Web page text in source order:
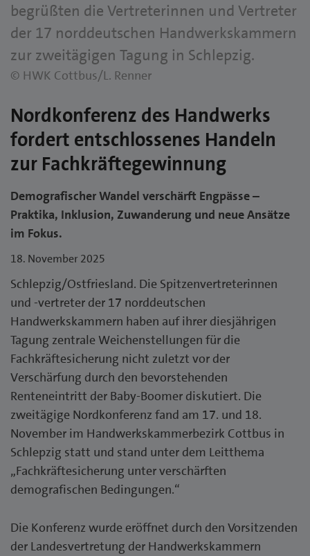
begrüßten die Vertreterinnen und Vertreter
der 17 norddeutschen Handwerkskammern
zur zweitägigen Tagung in Schlepzig.
© HWK Cottbus/L. Renner
Nordkonferenz des Handwerks
fordert entschlossenes Handeln
zur Fachkräftegewinnung
Demografischer Wandel verschärft Engpässe –
Praktika, Inklusion, Zuwanderung und neue Ansätze
im Fokus.
18. November 2025
Schlepzig/Ostfriesland. Die Spitzenvertreterinnen
und -vertreter der 17 norddeutschen
Handwerkskammern haben auf ihrer diesjährigen
Tagung zentrale Weichenstellungen für die
Fachkräftesicherung nicht zuletzt vor der
Verschärfung durch den bevorstehenden
Renteneintritt der Baby-Boomer diskutiert. Die
zweitägige Nordkonferenz fand am 17. und 18.
November im Handwerkskammerbezirk Cottbus in
Schlepzig statt und stand unter dem Leitthema
„Fachkräftesicherung unter verschärften
demografischen Bedingungen.“
Die Konferenz wurde eröffnet durch den Vorsitzenden
der Landesvertretung der Handwerkskammern